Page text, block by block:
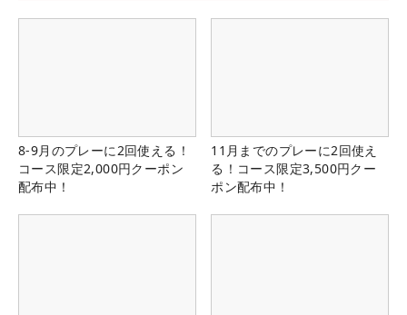
8-9月のプレーに2回使える！
コース限定2,000円クーポン
配布中！
11月までのプレーに2回使え
る！コース限定3,500円クー
ポン配布中！